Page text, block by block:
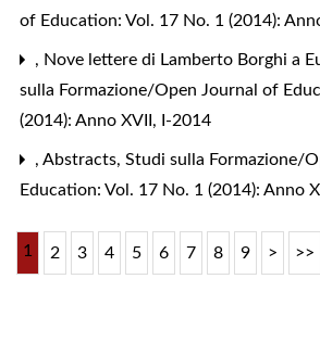
of Education: Vol. 17 No. 1 (2014):
, Nove lettere di Lamberto Borghi a
sulla Formazione/Open Journal of
(2014): Anno XVII, I-2014
, Abstracts, Studi sulla Formazione/
Education: Vol. 17 No. 1 (2014): Anno
1 2 3 4 5 6 7 8 9 > >>